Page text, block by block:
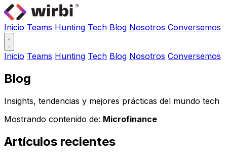
Inicio Teams Hunting Tech Blog Nosotros Conversemos
Inicio Teams Hunting Tech Blog Nosotros Conversemos
Blog
Insights, tendencias y mejores prácticas del mundo tech
Mostrando contenido de: Microfinance
Artículos recientes